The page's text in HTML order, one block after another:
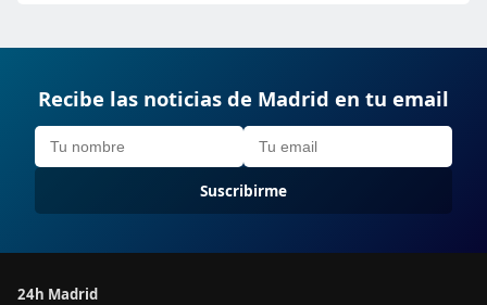
Recibe las noticias de Madrid en tu email
Suscribirme
24h Madrid